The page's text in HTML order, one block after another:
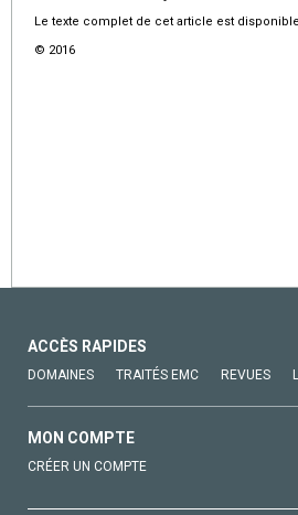
Le texte complet de cet article est
© 2016
ACCÈS RAPIDES
DOMAINES TRAITÉS EMC REVUES
MON COMPTE
CRÉER UN COMPTE